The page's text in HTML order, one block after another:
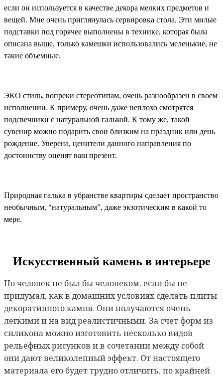
если он используется в качестве декора мелких предметов и
вещей. Мне очень приглянулась сервировка стола. Эти милые
подставки под горячее выполнены в технике, которая была
описана выше, только камешки использовались меленькие, не
такие объемные.
ЭКО стиль, вопреки стереотипам, очень разнообразен в своем
исполнении. К примеру, очень даже неплохо смотрятся
подсвечники с натуральной галькой. К тому же, такой
сувенир можно подарить свои близким на праздник или день
рождение. Уверена, ценители данного направления по
достоинству оценят ваш презент.
Природная галька в убранстве квартиры сделает пространство
необычным, “натуральным”, даже экзотическим в какой то
мере.
Искусственный камень в интерьере
Но человек не был бы человеком, если бы не
придумал, как в домашних условиях сделать плиты
декоративного камня. Они получаются очень
легкими и на вид реалистичными. За счет форм из
силикона можно изготовить несколько видов
рельефных рисунков и в сочетании между собой
они дают великолепный эффект. От настоящего
материала его будет трудно отличить, по крайней